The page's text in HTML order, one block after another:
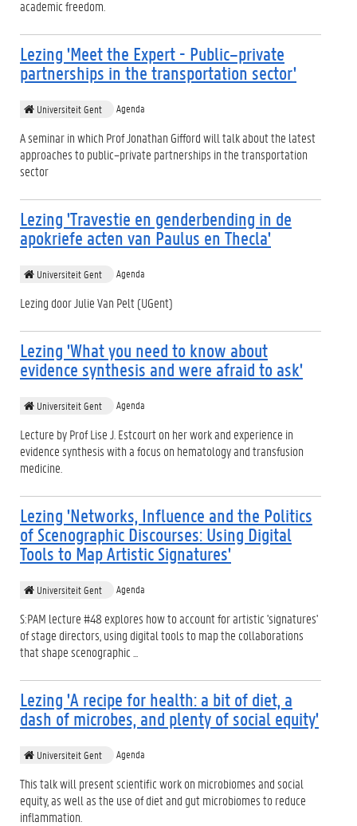
academic freedom.
Lezing 'Meet the Expert - Public–private
partnerships in the transportation sector'
Universiteit Gent Agenda
A seminar in which Prof Jonathan Gifford will talk about the latest
approaches to public–private partnerships in the transportation
sector
Lezing 'Travestie en genderbending in de
apokriefe acten van Paulus en Thecla'
Universiteit Gent Agenda
Lezing door Julie Van Pelt (UGent)
Lezing 'What you need to know about
evidence synthesis and were afraid to ask'
Universiteit Gent Agenda
Lecture by Prof Lise J. Estcourt on her work and experience in
evidence synthesis with a focus on hematology and transfusion
medicine.
Lezing 'Networks, Influence and the Politics
of Scenographic Discourses: Using Digital
Tools to Map Artistic Signatures'
Universiteit Gent Agenda
S:PAM lecture #48 explores how to account for artistic 'signatures'
of stage directors, using digital tools to map the collaborations
that shape scenographic ...
Lezing 'A recipe for health: a bit of diet, a
dash of microbes, and plenty of social equity'
Universiteit Gent Agenda
This talk will present scientific work on microbiomes and social
equity, as well as the use of diet and gut microbiomes to reduce
inflammation.